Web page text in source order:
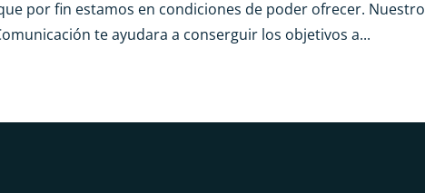
por fin estamos en condiciones de poder ofrecer. Nuestro
te ayudara a conserguir los objetivos a...